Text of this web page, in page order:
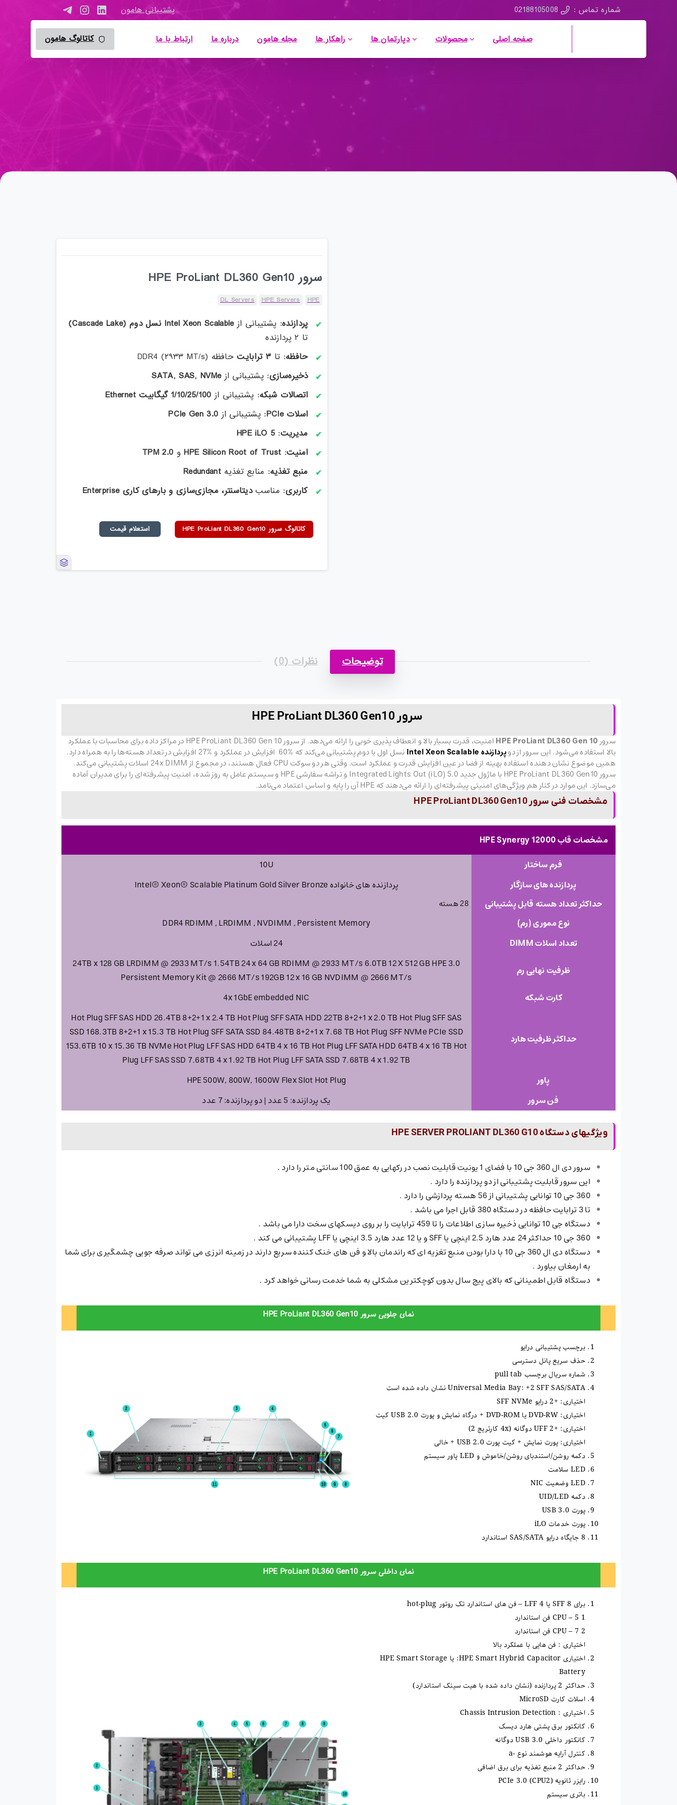
شماره تماس : 02188105008 پشتیبانی هامون
صفحه اصلی محصولات دپارتمان ها راهکار ها مجله هامون درباره ما ارتباط با ما کاتالوگ هامون
سرور HPE ProLiant DL360 Gen10
HPE
HPE Servers
DL Servers
پردازنده: پشتیبانی ازIntel Xeon Scalable نسل دوم (Cascade Lake)
تا ۲ پردازنده
حافظه: تا ۳ ترابایتحافظه DDR4 (۲۹۳۳ MT/s)
ذخیره‌سازی: پشتیبانی ازSATA, SAS, NVMe
اتصالات شبکه: پشتیبانی از 1/10/25/100 گیگابیتEthernet
اسلات PCIe : پشتیبانی از PCIe Gen 3.0
مدیریت:
HPE iLO 5
امنیت:
HPE Silicon Root of Trustو TPM 2.0
منبع تغذیه: منابع تغذیهRedundant
کاربری: مناسبدیتاسنتر، مجازی‌سازی و بارهای کاری Enterprise
کاتالوگ سرور HPE ProLiant DL360 Gen10 استعلام قیمت
توضیحات نظرات (0)
سرور HPE ProLiant DL360 Gen10
سرورHPE ProLiant DL360 Gen 10
امنیت، قدرت بسیار بالا و انعطاف پذیری خوبی را ارائه می‌دهد. از سرور HPE ProLiant DL360 Gen 10 در مراکز داده برای محاسبات با عملکرد
بالا استفاده می‌شود. این سرور از دوپردازنده Intel Xeon Scalable
نسل اول یا دوم پشتیبانی می‌کند که %60 افزایش در عملکرد و %27 افزایش در تعداد هسته‌ها را به همراه دارد.
همین موضوع نشان دهنده استفاده بهینه از فضا در عین افزایش قدرت و عملکرد است. وقتی هر دو سوکت CPU فعال هستند، در مجموع از 24x DIMM اسلات پشتیبانی می‌کند.
سرور HPE ProLiant DL360 Gen10 با ماژول جدید Integrated Lights Out (iLO) 5.0 و تراشه سفارشی HPE و سیستم عامل به روز شده، امنیت پیشرفته‌ای را برای مدیران آماده
می‌سازد. این موارد در کنار هم ویژگی‌های امنیتی پیشرفته‌ای را ارائه می‌دهند که HPE آن را پایه و اساس اعتماد می‌نامد.
مشخصات فنی سرور HPE ProLiant DL360 Gen10
مشخصات قاب HPE Synergy 12000
فرم ساختار
10U
پردازنده های سازگار
پردازنده های خانواده Intel® Xeon® Scalable Platinum Gold Silver Bronze
حداکثر تعداد هسته قابل پشتیبانی
28 هسته
نوع مموری (رم)
DDR4 RDIMM , LRDIMM , NVDIMM , Persistent Memory
تعداد اسلات DIMM
24 اسلات
ظرفیت نهایی رم
3.0 24TB x 128 GB LRDIMM @ 2933 MT/s 1.54TB 24 x 64 GB RDIMM @ 2933 MT/s 6.0TB 12 X 512 GB HPE
Persistent Memory Kit @ 2666 MT/s 192GB 12 x 16 GB NVDIMM @ 2666 MT/s
کارت شبکه
4x 1GbE embedded NIC
حداکثر ظرفیت هارد
Hot Plug SFF SAS HDD 26.4TB 8+2+1 x 2.4 TB Hot Plug SFF SATA HDD 22TB 8+2+1 x 2.0 TB Hot Plug SFF SAS
SSD 168.3TB 8+2+1 x 15.3 TB Hot Plug SFF SATA SSD 84.48TB 8+2+1 x 7.68 TB Hot Plug SFF NVMe PCIe SSD
153.6TB 10 x 15.36 TB NVMe Hot Plug LFF SAS HDD 64TB 4 x 16 TB Hot Plug LFF SATA HDD 64TB 4 x 16 TB Hot
Plug LFF SAS SSD 7.68TB 4 x 1.92 TB Hot Plug LFF SATA SSD 7.68TB 4 x 1.92 TB
پاور
HPE 500W, 800W, 1600W Flex Slot Hot Plug
فن سرور
یک پردازنده: 5 عدد | دو پردازنده: 7 عدد
ویژگیهای دستگاه HPE SERVER PROLIANT DL360 G10
سرور دی ال 360 جی 10 با فضای 1 یونیت قابلیت نصب در رکهایی به عمق 100 سانتی متر را دارد .
این سرور قابلیت پشتیبانی از دو پردازنده را دارد .
360 جی 10 توانایی پشتیبانی از 56 هسته پردازشی را دارد .
تا 3 ترابایت حافظه در دستگاه 380 قابل اجرا می باشد .
دستگاه جی 10 توانایی ذخیره سازی اطلاعات را تا 459 ترابایت را بر روی دیسکهای سخت دارا می باشد .
360 جی 10 حداکثر 24 عدد هارد 2.5 اینچی یا SFF و یا 12 عدد هارد 3.5 اینچی یا LFF پشتیبانی می کند .
دستگاه دی ال 360 جی 10 با دارا بودن منبع تغزیه ای که راندمان بالا و فن های خنک کننده سریع دارند در زمینه انرزی می تواند صرفه جویی چشمگیری برای شما
به ارمغان بیاورد .
دستگاه قابل اطمینانی که بالای پیج سال بدون کوچکترین مشکلی به شما خدمت رسانی خواهد کرد .
نمای جلویی سرور HPE ProLiant DL360 Gen10​
برچسب پشتیبانی درایو
حذف سریع پانل دسترسی
شماره سریال برچسب pull tab
Universal Media Bay: +2 SFF SAS/SATA نشان داده شده است
اختیاری: +2 درایو SFF NVMe
اختیاری: DVD-RW یا DVD-ROM + درگاه نمایش و پورت USB 2.0 کیت
اختیاری: +2 UFF دوگانه (4x کارتریج 2)
اختیاری: پورت نمایش + کیت پورت USB 2.0 + خالی
دکمه روشن/استندبای روشن/خاموش و LED پاور سیستم
LED سلامت
LED وضعیت NIC
دکمه UID/LED
پورت USB 3.0
پورت خدمات iLO
8 جایگاه درایو SAS/SATA استاندارد
نمای داخلی سرور HPE ProLiant DL360 Gen10​
برای 8 SFF یا 4 LFF – فن های استاندارد تک روتور hot-plug
1 CPU – 5 فن استاندارد
2 CPU – 7 فن استاندارد
اختیاری : فن هایی با عملکرد بالا
اختیاری HPE Smart Hybrid Capacitor: یا HPE Smart Storage
Battery
حداکثر 2 پردازنده (نشان داده شده با هیت سینک استاندارد)
اسلات کارت MicroSD
اختیاری : Chassis Intrusion Detection
کانکتور برق پشتی هارد دیسک
کانکتور داخلی USB 3.0 دوگانه
کنترل آرایه هوشمند نوع -a
حداکثر 2 منبع تغذیه برای برق اضافی
رایزر ثانویه (CPU2) PCIe 3.0
باتری سیستم